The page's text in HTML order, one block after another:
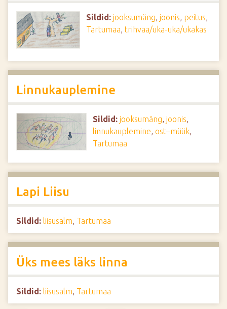
Sildid: jooksumäng,joonis, peitus,
Tartumaa,trihvaa/uka-uka/ukakas
Linnukauplemine
Sildid: jooksumäng,joonis,
linnukauplemine,ost–müük,
Tartumaa
Lapi Liisu
Sildid: liisusalm, Tartumaa
Üks mees läks linna
Sildid: liisusalm, Tartumaa